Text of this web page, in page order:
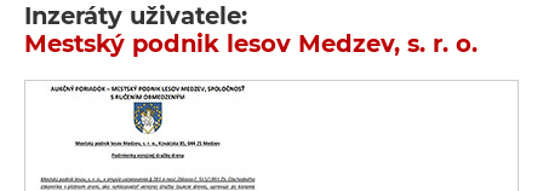
Inzeráty uživatele:
Mestský podnik lesov Medzev, s. r. o.